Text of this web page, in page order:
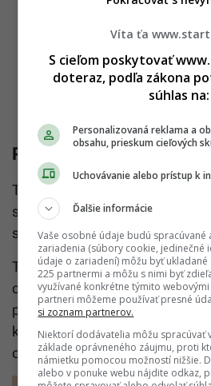
Párminútová prestávka
Toto krátke
sedenia, od odporúčaného
sede až po rôzne nesprávne
Taktiež ukazuje, ako sedenie
chrbticu, pľúca, mozog a
ponúka bezpečné preventívne
ktoré by mal každý použiť, ak
obdobie.
Víta ťa
S cieľom poskytovať
doteraz, podľa zákona
súhlas na:
Personalizovaná reklama a
obsahu, prieskum cieľových
Uchovávanie alebo prístup k
Ďalšie informácie
Vaše osobné údaje budú spracúvané
zariadenia (súbory cookie, jedinečné
údaje o zariadení) môžu byť ukladané
225 partnermi a môžu s nimi byť
využívané konkrétne týmito
partneri môžeme používať presné
si zoznam partnerov.
Niektorí dodávatelia môžu spracúvať
základe oprávneného záujmu, proti
námietku pomocou možností nižšie.
alebo v ponuke webu nájdite odkaz,